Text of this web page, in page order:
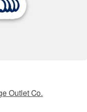
Outlet Co.